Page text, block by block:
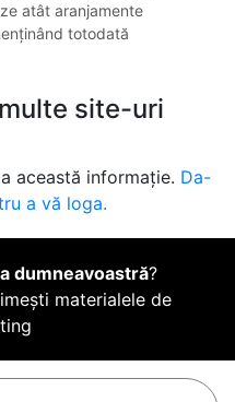
atât aranjamente
totodată
site-uri
această informație. Da-
a vă loga.
dumneavoastră?
materialele de